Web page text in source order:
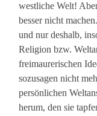
westliche Welt!
besser nicht
und nur deshalb,
Religion bzw.
freimaurerischen
sozusagen nicht
persönlichen
herum, den sie